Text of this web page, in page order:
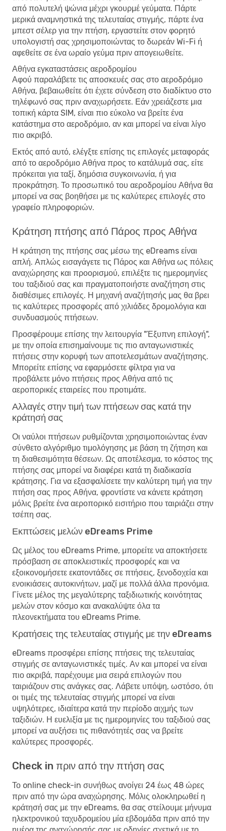
από πολυτελή ψώνια μέχρι γκουρμέ γεύματα. Πάρτε
μερικά αναμνηστικά της τελευταίας στιγμής, πάρτε ένα
μπεστ σέλερ για την πτήση, εργαστείτε στον φορητό
υπολογιστή σας χρησιμοποιώντας το δωρεάν Wi-Fi ή
αφεθείτε σε ένα ωραίο γεύμα πριν απογειωθείτε.
Αθήνα εγκαταστάσεις αεροδρομίου
Αφού παραλάβετε τις αποσκευές σας στο αεροδρόμιο
Αθήνα, βεβαιωθείτε ότι έχετε σύνδεση στο διαδίκτυο στο
τηλέφωνό σας πριν αναχωρήσετε. Εάν χρειάζεστε μια
τοπική κάρτα SIM, είναι πιο εύκολο να βρείτε ένα
κατάστημα στο αεροδρόμιο, αν και μπορεί να είναι λίγο
πιο ακριβό.
Εκτός από αυτό, ελέγξτε επίσης τις επιλογές μεταφοράς
από το αεροδρόμιο Αθήνα προς το κατάλυμά σας, είτε
πρόκειται για ταξί, δημόσια συγκοινωνία, ή για
προκράτηση. Το προσωπικό του αεροδρομίου Αθήνα θα
μπορεί να σας βοηθήσει με τις καλύτερες επιλογές στο
γραφείο πληροφοριών.
Κράτηση πτήσης από Πάρος προς Αθήνα
Η κράτηση της πτήσης σας μέσω της eDreams είναι
απλή. Απλώς εισαγάγετε τις Πάρος και Αθήνα ως πόλεις
αναχώρησης και προορισμού, επιλέξτε τις ημερομηνίες
του ταξιδιού σας και πραγματοποιήστε αναζήτηση στις
διαθέσιμες επιλογές. Η μηχανή αναζήτησής μας θα βρει
τις καλύτερες προσφορές από χιλιάδες δρομολόγια και
συνδυασμούς πτήσεων.
Προσφέρουμε επίσης την λειτουργία "Έξυπνη επιλογή",
με την οποία επισημαίνουμε τις πιο ανταγωνιστικές
πτήσεις στην κορυφή των αποτελεσμάτων αναζήτησης.
Μπορείτε επίσης να εφαρμόσετε φίλτρα για να
προβάλετε μόνο πτήσεις προς Αθήνα από τις
αεροπορικές εταιρείες που προτιμάτε.
Αλλαγές στην τιμή των πτήσεων σας κατά την
κράτησή σας
Οι ναύλοι πτήσεων ρυθμίζονται χρησιμοποιώντας έναν
σύνθετο αλγόριθμο τιμολόγησης με βάση τη ζήτηση και
τη διαθεσιμότητα θέσεων. Ως αποτέλεσμα, το κόστος της
πτήσης σας μπορεί να διαφέρει κατά τη διαδικασία
κράτησης. Για να εξασφαλίσετε την καλύτερη τιμή για την
πτήση σας προς Αθήνα, φροντίστε να κάνετε κράτηση
μόλις βρείτε ένα αεροπορικό εισιτήριο που ταιριάζει στην
τσέπη σας.
Εκπτώσεις μελών eDreams Prime
Ως μέλος του eDreams Prime, μπορείτε να αποκτήσετε
πρόσβαση σε αποκλειστικές προσφορές και να
εξοικονομήσετε εκατοντάδες σε πτήσεις, ξενοδοχεία και
ενοικιάσεις αυτοκινήτων, μαζί με πολλά άλλα προνόμια.
Γίνετε μέλος της μεγαλύτερης ταξιδιωτικής κοινότητας
μελών στον κόσμο και ανακαλύψτε όλα τα
πλεονεκτήματα του eDreams Prime.
Κρατήσεις της τελευταίας στιγμής με την eDreams
eDreams προσφέρει επίσης πτήσεις της τελευταίας
στιγμής σε ανταγωνιστικές τιμές. Αν και μπορεί να είναι
πιο ακριβά, παρέχουμε μια σειρά επιλογών που
ταιριάζουν στις ανάγκες σας. Λάβετε υπόψη, ωστόσο, ότι
οι τιμές της τελευταίας στιγμής μπορεί να είναι
υψηλότερες, ιδιαίτερα κατά την περίοδο αιχμής των
ταξιδιών. Η ευελιξία με τις ημερομηνίες του ταξιδιού σας
μπορεί να αυξήσει τις πιθανότητές σας να βρείτε
καλύτερες προσφορές.
Check in πριν από την πτήση σας
Το online check-in συνήθως ανοίγει 24 έως 48 ώρες
πριν από την ώρα αναχώρησης. Μόλις ολοκληρωθεί η
κράτησή σας με την eDreams, θα σας στείλουμε μήνυμα
ηλεκτρονικού ταχυδρομείου μία εβδομάδα πριν από την